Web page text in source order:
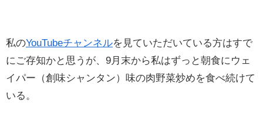
私のYouTubeチャンネルを見ていただいている方はすで
にご存知かと思うが、9月末から私はずっと朝食にウェ
イパー（創味シャンタン）味の肉野菜炒めを食べ続けて
いる。